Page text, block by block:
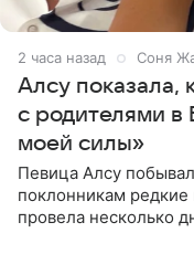
2 часа назад Соня
Алсу показала,
с родителями в
моей силы»
Певица Алсу
поклонникам редкие
провела несколько